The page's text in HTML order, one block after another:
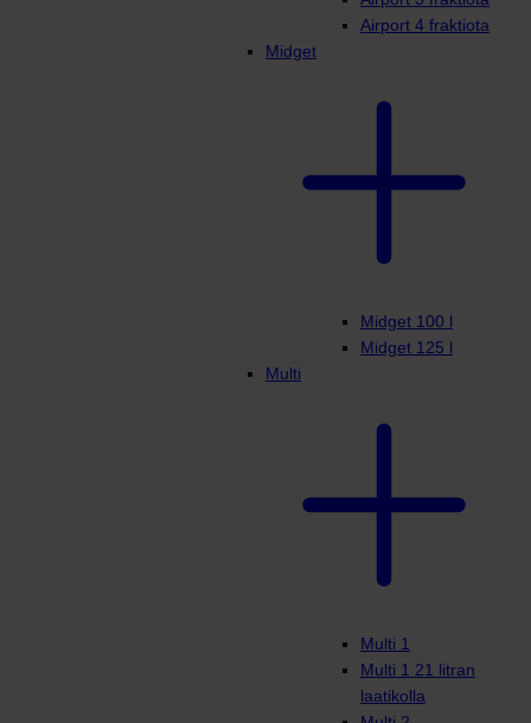
Airport 4 fraktiota
Midget
Midget 100 l
Midget 125 l
Multi
Multi 1
Multi 1 21 litran
laatikolla